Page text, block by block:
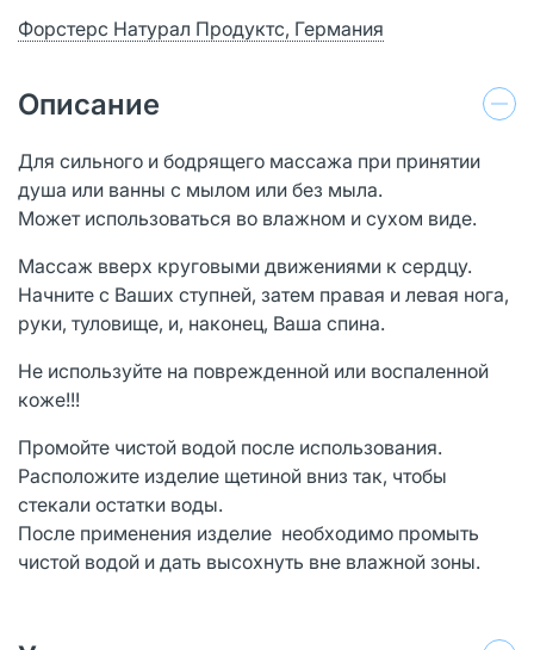
Форстерс Натурал Продуктс, Германия
Описание
Для сильного и бодрящего массажа при принятии
душа или ванны с мылом или без мыла.
Может использоваться во влажном и сухом виде.
Массаж вверх круговыми движениями к сердцу.
Начните с Ваших ступней, затем правая и левая нога,
руки, туловище, и, наконец, Ваша спина.
Не используйте на поврежденной или воспаленной
коже!!!
Промойте чистой водой после использования.
Расположите изделие щетиной вниз так, чтобы
стекали остатки воды.
После применения изделие необходимо промыть
чистой водой и дать высохнуть вне влажной зоны.